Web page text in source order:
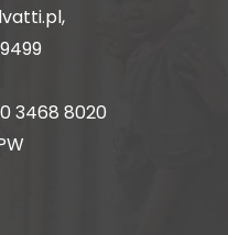
,
3468 8020